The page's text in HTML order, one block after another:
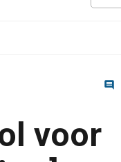
voor